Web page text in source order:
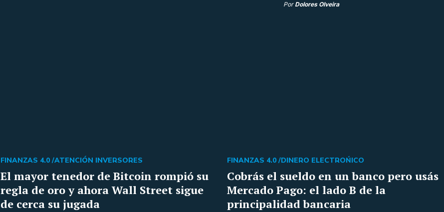
Por Dolores Olveira
El mayor tenedor de Bitcoin rompió su
regla de oro y ahora Wall Street sigue
de cerca su jugada
FINANZAS 4.0 /ATENCIÓN INVERSORES
Cobrás el sueldo en un banco pero usás
Mercado Pago: el lado B de la
principalidad bancaria
FINANZAS 4.0 /DINERO ELECTROŃICO